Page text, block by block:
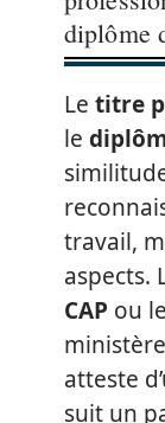
diplôme
Le titre
le
travail,
aspects.
CAP ou le
atteste
suit un